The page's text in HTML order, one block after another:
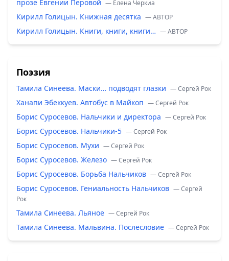
прозе Евгении Перовой — Елена Черкиа
Кирилл Голицын. Книжная десятка — ABTOP
Кирилл Голицын. Книги, книги, книги… — ABTOP
Поэзия
Тамила Синеева. Маски… подводят глазки — Сергей Рок
Ханапи Эбеккуев. Автобус в Майкоп — Сергей Рок
Борис Суросевов. Нальчики и директора — Сергей Рок
Борис Суросевов. Нальчики-5 — Сергей Рок
Борис Суросевов. Мухи — Сергей Рок
Борис Суросевов. Железо — Сергей Рок
Борис Суросевов. Борьба Нальчиков — Сергей Рок
Борис Суросевов. Гениальность Нальчиков — Сергей
Рок
Тамила Синеева. Льяное — Сергей Рок
Тамила Синеева. Мальвина. Послесловие — Сергей Рок